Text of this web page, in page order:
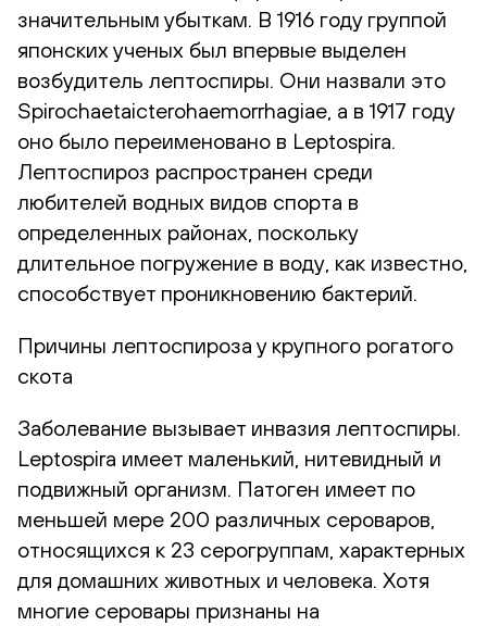
значительным убыткам. В 1916 году группой
японских ученых был впервые выделен
возбудитель лептоспиры. Они назвали это
Spirochaetaicterohaemorrhagiae, а в 1917 году
оно было переименовано в Leptospira.
Лептоспироз распространен среди
любителей водных видов спорта в
определенных районах, поскольку
длительное погружение в воду, как известно,
способствует проникновению бактерий.
Причины лептоспироза у крупного рогатого
скота
Заболевание вызывает инвазия лептоспиры.
Leptospira имеет маленький, нитевидный и
подвижный организм. Патоген имеет по
меньшей мере 200 различных сероваров,
относящихся к 23 серогруппам, характерных
для домашних животных и человека. Хотя
многие серовары признаны на